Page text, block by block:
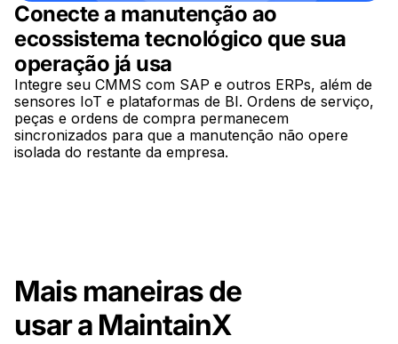
Conecte a manutenção ao
ecossistema tecnológico que sua
operação já usa
Integre seu CMMS com SAP e outros ERPs, além de
sensores IoT e plataformas de BI. Ordens de serviço,
peças e ordens de compra permanecem
sincronizados para que a manutenção não opere
isolada do restante da empresa.
Mais maneiras de
usar a MaintainX